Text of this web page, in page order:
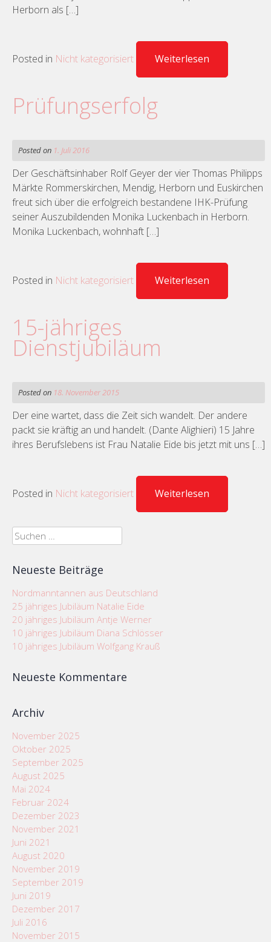
Herborn als […]
Posted in Nicht kategorisiert Weiterlesen
Prüfungserfolg
Posted on 1. Juli 2016
Der Geschäftsinhaber Rolf Geyer der vier Thomas Philipps
Märkte Rommerskirchen, Mendig, Herborn und Euskirchen
freut sich über die erfolgreich bestandene IHK-Prüfung
seiner Auszubildenden Monika Luckenbach in Herborn.
Monika Luckenbach, wohnhaft […]
Posted in Nicht kategorisiert Weiterlesen
15-jähriges
Dienstjubiläum
Posted on 18. November 2015
Der eine wartet, dass die Zeit sich wandelt. Der andere
packt sie kräftig an und handelt. (Dante Alighieri) 15 Jahre
ihres Berufslebens ist Frau Natalie Eide bis jetzt mit uns […]
Posted in Nicht kategorisiert Weiterlesen
Suchen
nach:
Neueste Beiträge
Nordmanntannen aus Deutschland
25 jähriges Jubiläum Natalie Eide
20 jähriges Jubiläum Antje Werner
10 jähriges Jubiläum Diana Schlösser
10 jähriges Jubiläum Wolfgang Krauß
Neueste Kommentare
Archiv
November 2025
Oktober 2025
September 2025
August 2025
Mai 2024
Februar 2024
Dezember 2023
November 2021
Juni 2021
August 2020
November 2019
September 2019
Juni 2019
Dezember 2017
Juli 2016
November 2015